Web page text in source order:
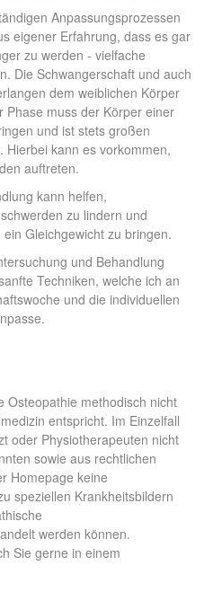
Anpassungsprozessen
eigener Erfahrung, dass es gar
zu werden - vielfache
Die Schwangerschaft und auch
dem weiblichen Körper
Phase muss der Körper einer
und ist stets großen
Hierbei kann es vorkommen,
auftreten.
kann helfen,
zu lindern und
Gleichgewicht zu bringen.
und Behandlung
Techniken, welche ich an
und die individuellen
Osteopathie methodisch nicht
entspricht. Im Einzelfall
oder Physiotherapeuten nicht
sowie aus rechtlichen
Homepage keine
speziellen Krankheitsbildern
werden können.
Sie gerne in einem